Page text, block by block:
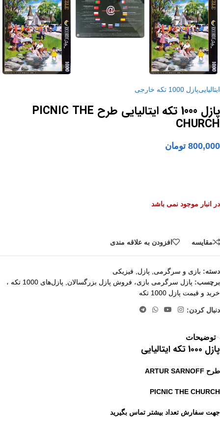
ایتالیاییپازل 1000 تکه خارجی
پازل 1000 تکه ایتالیایی طرح PICNIC THE
CHURCH
800,000 تومان
در انبار موجود نمی باشد
مقايسه افزودن به علاقه مندی
دسته: بازی و سرگرمی پازل
فیزیکی
برچسب: پازل سرگرمی بازی، فروش پازل بزرگسالان
پازل‌های 1000 تکه ،
خرید و قیمت پازل 1000 تکه
دنبال کردن:
توضیحات
پازل 1000 تکه ایتالیایی
طرح ARTUR SARNOFF
PICNIC THE CHURCH
جهت سفارش تعداد بیشتر تماس بگیرید